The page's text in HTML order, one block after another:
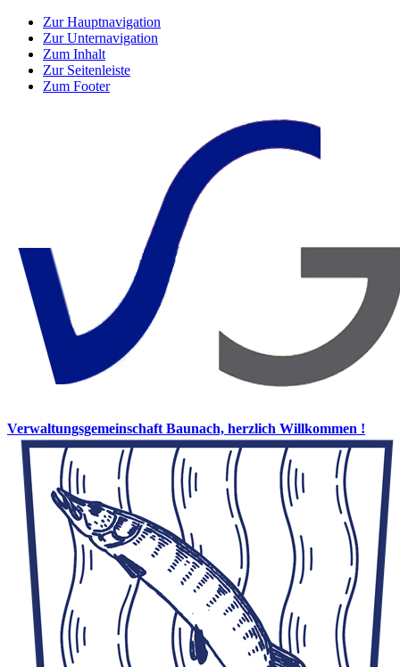
Zur Hauptnavigation
Zur Unternavigation
Zum Inhalt
Zur Seitenleiste
Zum Footer
Verwaltungsgemeinschaft Baunach, herzlich Willkommen !